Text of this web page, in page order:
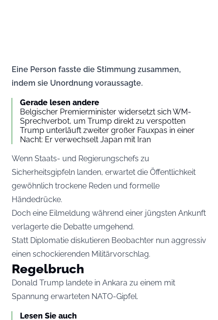
Eine Person fasste die Stimmung zusammen,
indem sie Unordnung voraussagte.
Gerade lesen andere
Belgischer Premierminister widersetzt sich WM-
Sprechverbot, um Trump direkt zu verspotten
Trump unterläuft zweiter großer Fauxpas in einer
Nacht: Er verwechselt Japan mit Iran
Wenn Staats- und Regierungschefs zu
Sicherheitsgipfeln landen, erwartet die Öffentlichkeit
gewöhnlich trockene Reden und formelle
Händedrücke.
Doch eine Eilmeldung während einer jüngsten Ankunft
verlagerte die Debatte umgehend.
Statt Diplomatie diskutieren Beobachter nun aggressiv
einen schockierenden Militärvorschlag.
Regelbruch
Donald Trump landete in Ankara zu einem mit
Spannung erwarteten NATO-Gipfel.
Lesen Sie auch